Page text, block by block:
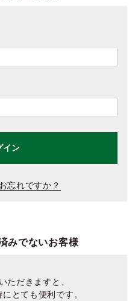
イン
忘れですか？
みでないお客様
ただきますと、
とても便利です。